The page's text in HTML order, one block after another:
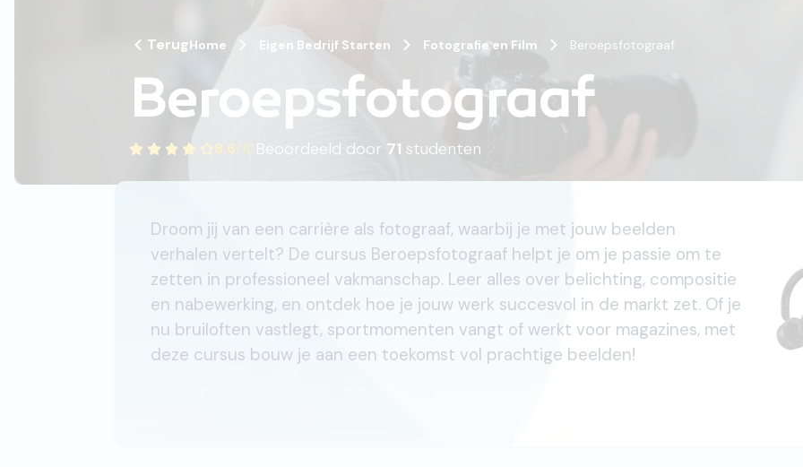
TerugHome Eigen Bedrijf Starten Fotografie en Film Beroepsfotograaf
Beroepsfotograaf
8.6 Beoordeeld door 71 studenten
Droom jij van een carrière als fotograaf, waarbij je met jouw beelden
verhalen vertelt? De cursus Beroepsfotograaf helpt je om je passie om te
zetten in professioneel vakmanschap. Leer alles over belichting, compositie
en nabewerking, en ontdek hoe je jouw werk succesvol in de markt zet. Of je
nu bruiloften vastlegt, sportmomenten vangt of werkt voor magazines, met
deze cursus bouw je aan een toekomst vol prachtige beelden!